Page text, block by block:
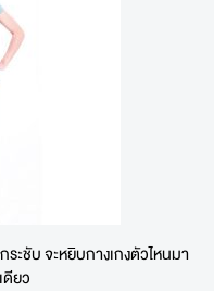
ระชับ จะหยิบกางเกงตัวไหนมา
ดียว